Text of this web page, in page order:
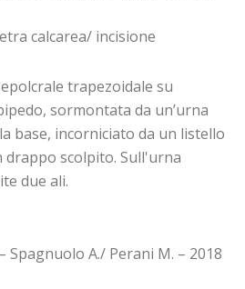
calcarea/ incisione
trapezoidale su
sormontata da un’urna
base, incorniciato da un listello
scolpito. Sull'urna
due ali.
Spagnuolo A./ Perani M. – 2018